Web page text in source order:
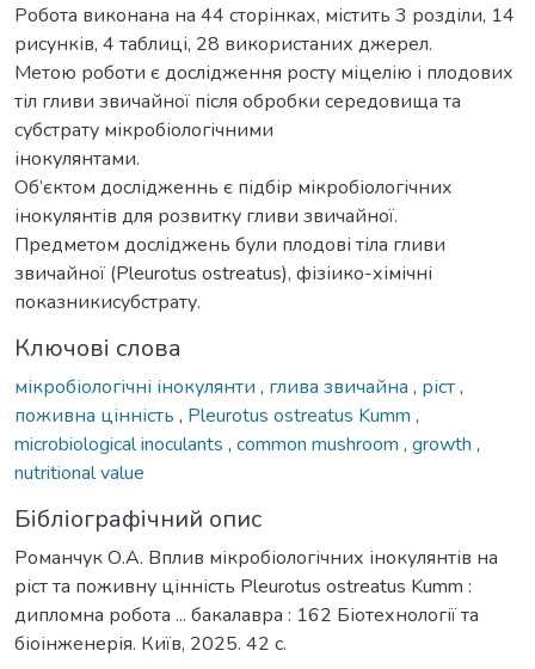
Робота виконана на 44 сторінках, містить 3 розділи, 14
рисунків, 4 таблиці, 28 використаних джерел.
Метою роботи є дослідження росту міцелію і плодових
тіл гливи звичайної після обробки середовища та
субстрату мікробіологічними
інокулянтами.
Об’єктом дослідженнь є підбір мікробіологічних
інокулянтів для розвитку гливи звичайної.
Предметом досліджень були плодові тіла гливи
звичайної (Pleurotus ostreatus), фізіико-хімічні
показникисубстрату.
Ключові слова
мікробіологічні інокулянти , глива звичайна , ріст,
поживна цінність , Pleurotus ostreatus Kumm ,
microbiological inoculants , common mushroom , growth ,
nutritional value
Бібліографічний опис
Романчук О.А. Вплив мікробіологічних інокулянтів на
ріст та поживну цінність Pleurotus ostreatus Kumm :
дипломна робота ... бакалавра : 162 Біотехнології та
біоінженерія. Київ, 2025. 42 с.